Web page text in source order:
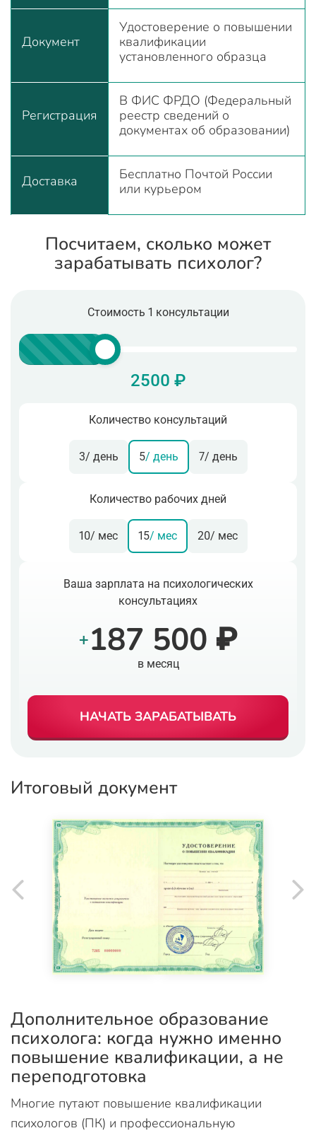
Документ
Удостоверение о повышении
квалификации
установленного образца
Регистрация
В ФИС ФРДО (Федеральный
реестр сведений о
документах об образовании)
Доставка
Бесплатно Почтой России
или курьером
Посчитаем, сколько может
зарабатывать психолог?
Стоимость 1 консультации
2500 ₽
Количество консультаций
3/ день 5/ день 7/ день
Количество рабочих дней
10/ мес 15/ мес 20/ мес
Ваша зарплата на психологических
консультациях
+187 500 ₽
в месяц
НАЧАТЬ ЗАРАБАТЫВАТЬ
Итоговый документ
Дополнительное образование
психолога: когда нужно именно
повышение квалификации, а не
переподготовка
Многие путают повышение квалификации
психологов (ПК) и профессиональную